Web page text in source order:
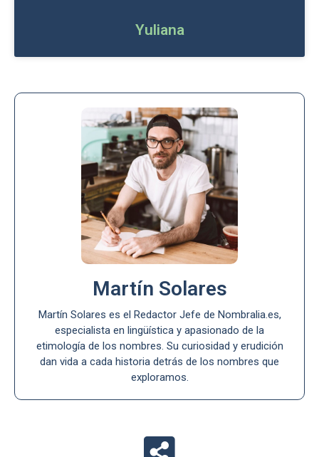
Yuliana
Martín Solares
Martín Solares es el Redactor Jefe de Nombralia.es,
especialista en lingüística y apasionado de la
etimología de los nombres. Su curiosidad y erudición
dan vida a cada historia detrás de los nombres que
exploramos.